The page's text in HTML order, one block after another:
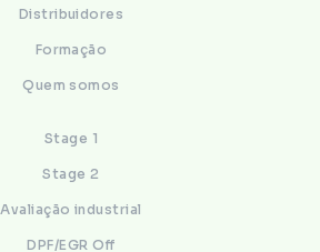
Distribuidores
Formação
Quem somos
Stage 1
Stage 2
Avaliação industrial
DPF/EGR Off